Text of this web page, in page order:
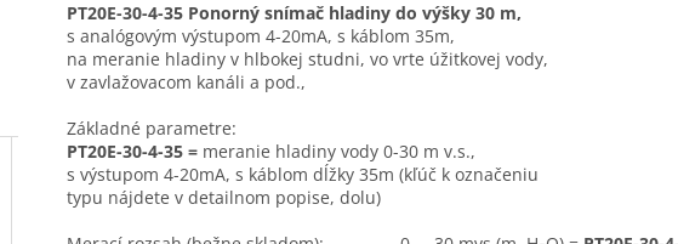
PT20E-30-4-35 Ponorný snímač hladiny do výšky 30 m,
s analógovým výstupom 4-20mA, s káblom 35m,
na meranie hladiny v hlbokej studni, vo vrte úžitkovej vody,
v zavlažovacom kanáli a pod.,
Základné parametre:
PT20E-30-4-35 = meranie hladiny vody 0-30 m v.s.,
s výstupom 4-20mA, s káblom dĺžky 35m (kľúč k označeniu
typu nájdete v detailnom popise, dolu)